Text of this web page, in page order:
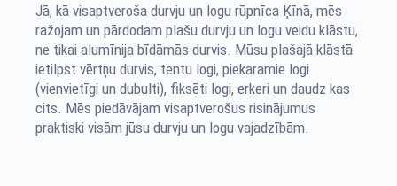
Jā, kā visaptveroša durvju un logu rūpnīca Ķīnā, mēs
ražojam un pārdodam plašu durvju un logu veidu klāstu,
ne tikai alumīnija bīdāmās durvis. Mūsu plašajā klāstā
ietilpst vērtņu durvis, tentu logi, piekaramie logi
(vienvietīgi un dubulti), fiksēti logi, erkeri un daudz kas
cits. Mēs piedāvājam visaptverošus risinājumus
praktiski visām jūsu durvju un logu vajadzībām.